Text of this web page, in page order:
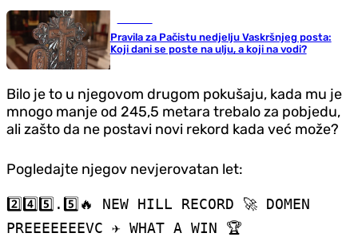
Pravila za Pačistu nedjelju Vaskršnjeg posta:
Koji dani se poste na ulju, a koji na vodi?
Bilo je to u njegovom drugom pokušaju, kada mu je
mnogo manje od 245,5 metara trebalo za pobjedu,
ali zašto da ne postavi novi rekord kada već može?
Pogledajte njegov nevjerovatan let:
2️⃣4️⃣5️⃣.5️⃣🔥 NEW HILL RECORD 🚀 DOMEN
PREEEEEEEVC ✈️ WHAT A WIN 🏆